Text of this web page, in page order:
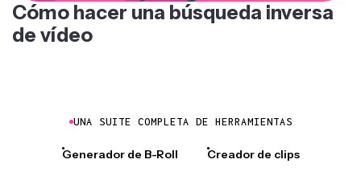
Cómo hacer una búsqueda inversa
de vídeo
UNA SUITE COMPLETA DE HERRAMIENTAS
Generador de B-Roll Creador de clips